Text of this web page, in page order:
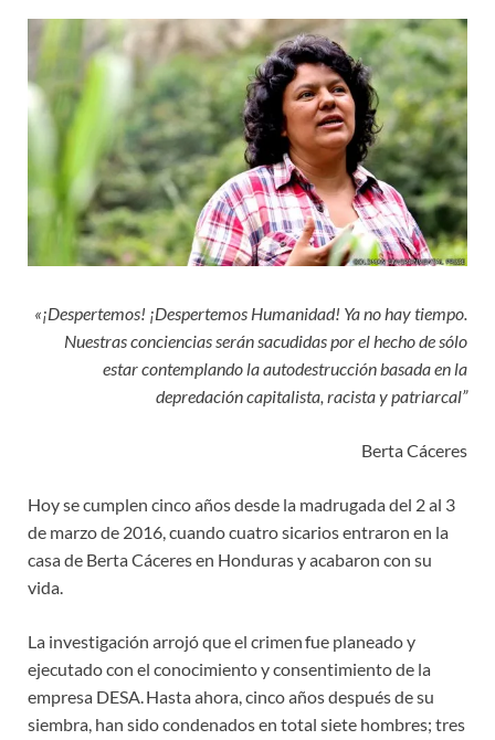
«¡Despertemos! ¡Despertemos Humanidad! Ya no hay tiempo.
Nuestras conciencias serán sacudidas por el hecho de sólo
estar contemplando la autodestrucción basada en la
depredación capitalista, racista y patriarcal”
Berta Cáceres
Hoy se cumplen cinco años desde la madrugada del 2 al 3
de marzo de 2016, cuando cuatro sicarios entraron en la
casa de Berta Cáceres en Honduras y acabaron con su
vida.
La investigación arrojó que el crimen fue planeado y
ejecutado con el conocimiento y consentimiento de la
empresa DESA. Hasta ahora, cinco años después de su
siembra, han sido condenados en total siete hombres; tres